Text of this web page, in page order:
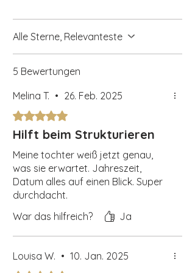
Jahren geeignet. Kleine Teile,
Erstickungsgefahr.
-
Alle Sterne, Relevanteste
5 Bewertungen
Melina T. • 26. Feb. 2025
Mit 5 von 5 Sternen bewertet.
Hilft beim Strukturieren
Meine tochter weiß jetzt genau,
was sie erwartet. Jahreszeit,
Datum alles auf einen Blick. Super
durchdacht.
War das hilfreich?
Ja
Louisa W. • 10. Jan. 2025